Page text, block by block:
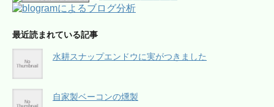
最近読まれている記事
水耕スナップエンドウに実がつきました
自家製ベーコンの燻製